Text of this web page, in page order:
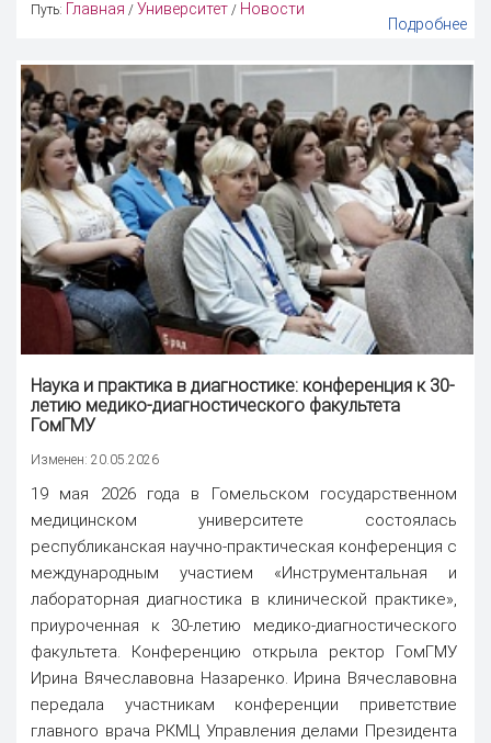
Путь: Главная / Университет / Новости
Подробнее
Наука и практика в диагностике: конференция к 30-
летию медико-диагностического факультета
ГомГМУ
Изменен: 20.05.2026
19 мая 2026 года в Гомельском государственном
медицинском университете состоялась
республиканская научно-практическая конференция с
международным участием «Инструментальная и
лабораторная диагностика в клинической практике»,
приуроченная к 30-летию медико-диагностического
факультета. Конференцию открыла ректор ГомГМУ
Ирина Вячеславовна Назаренко. Ирина Вячеславовна
передала участникам конференции приветствие
главного врача РКМЦ Управления делами Президента